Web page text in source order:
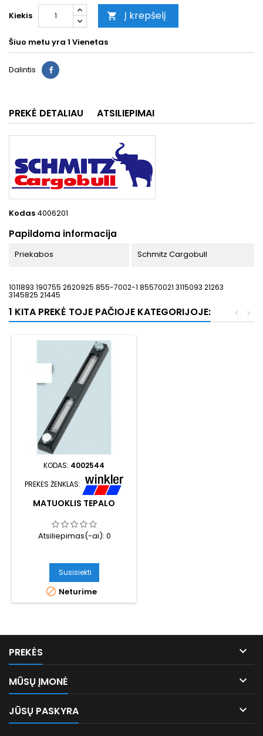
Kiekis
 Į krepšelį
Šiuo metu yra 1 Vienetas
Dalintis
PREKĖ DETALIAU ATSILIEPIMAI
Kodas 4006201
Papildoma informacija
Priekabos Schmitz Cargobull
1011893 190755 2620925 855-7002-1 85570021 3115093 21263
3145825 21445
1 KITA PREKĖ TOJE PAČIOJE KATEGORIJOJE: >
<
KODAS: 4002544
PREKĖS ŽENKLAS:
MATUOKLIS TEPALO
Atsiliepimas(-ai): 0
Susisiekti
 Neturime
PREKĖS 
MŪSŲ ĮMONĖ 
JŪSŲ PASKYRA 